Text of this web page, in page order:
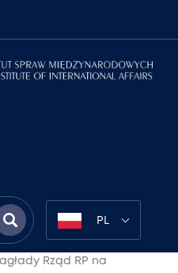
PL
Rząd RP na